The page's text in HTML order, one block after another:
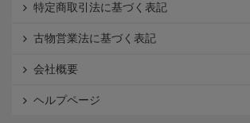
特定商取引法に基づく表記
古物営業法に基づく表記
会社概要
ヘルプページ